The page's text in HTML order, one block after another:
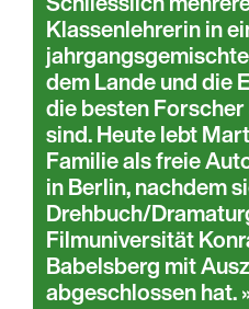
Klassenlehrerin in
dem Lande und die
die besten
sind. Heute lebt
Familie als freie
in Berlin, nachdem
Drehbuch/
Filmuniversität
Babelsberg mit
abgeschlossen hat.